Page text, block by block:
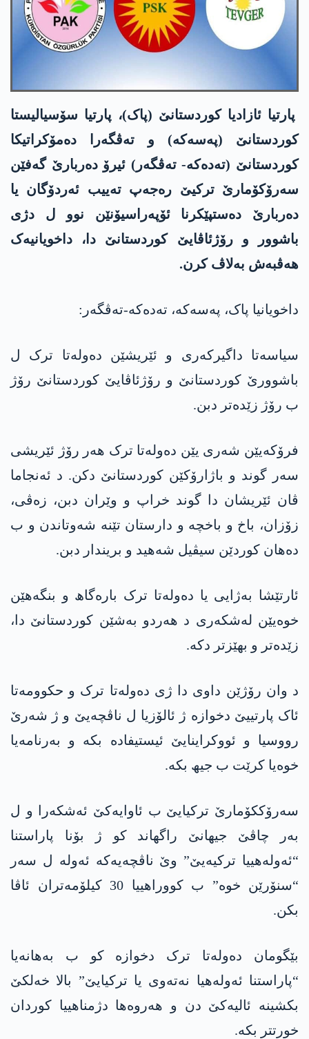
پارتیا ئازادیا کوردستانێ (پاک)، پارتیا سۆسیالیستا
کوردستانێ (پەسەکە) و تەڤگەرا دەمۆکراتیکا
کوردستانێ (تەدەکە- تەڤگەر) ئیرۆ دەربارێ گەفێن
سەرۆکۆمارێ ترکیێ رەجەپ تەییب ئەردۆگان یا
دەربارێ دەستپێکرنا ئۆپەراسیۆنێن نوو ل دژی
باشوور و رۆژئاڤایێ کوردستانێ دا، داخویانیەک
ھەڤبەش بەلاڤ کرن.
داخویانیا پاک، پەسەکە، تەدەکە-تەڤگەر:
سیاسەتا داگیرکەری و ئێریشێن دەولەتا ترک ل
باشوورێ کوردستانێ و رۆژئاڤایێ کوردستانێ رۆژ
ب رۆژ زێدەتر دبن.
فرۆکەیێن شەری یێن دەولەتا ترک ھەر رۆژ ئێریشی
سەر گوند و باژارۆکێن کوردستانێ دکن. د ئەنجاما
ڤان ئێریشان دا گوند خراپ و وێران دبن، زەڤی،
زۆزان، باخ و باخچە و دارستان تێنە شەوتاندن و ب
دەھان کوردێن سیڤیل شەھید و بریندار دبن.
ئارتێشا بەژایی یا دەولەتا ترک بارەگاھ و بنگەھێن
خوەیێن لەشکەری د ھەردو بەشێن کوردستانێ دا،
زێدەتر و بھێزتر دکە.
د وان رۆژێن داوی دا ژی دەولەتا ترک و حکوومەتا
ئاک پارتییێ دخوازە ژ ئالۆزیا ل ناڤچەیێ و ژ شەرێ
رووسیا و ئووکراینایێ ئیستیفادە بکە و بەرنامەیا
خوەیا کرێت ب جیھ بکە.
سەرۆککۆمارێ ترکیایێ ب ئاوایەکێ ئەشکەرا و ل
بەر چاڤێ جیھانێ راگھاند کو ژ بۆنا پاراستنا
“ئەولەھییا ترکیەیێ” وێ ناڤچەیەکە ئەولە ل سەر
“سنۆرێن خوە” ب کووراھییا 30 کیلۆمەتران ئاڤا
بکن.
بێگومان دەولەتا ترک دخوازە کو ب بەهانەیا
“پاراستنا ئەولەھیا نەتەوی یا ترکیایێ” بالا خەلکێ
بکشینە ئالیەکێ دن و ھەروەھا دژمناھییا کوردان
خورتتر بکە.